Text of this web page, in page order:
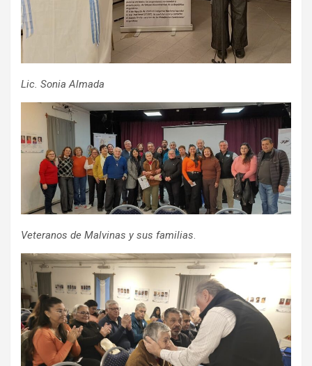
Lic. Sonia Almada
Veteranos de Malvinas y sus familias.